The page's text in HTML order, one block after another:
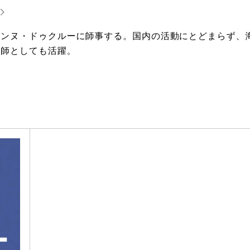
ヌ・ドゥクルーに師事する。国内の活動にとどまらず
としても活躍。